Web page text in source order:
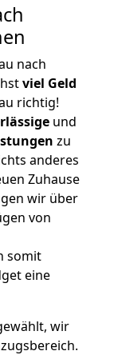
nach
viel Geld
richtig!
und
zu
anderes
Zuhause
wir über
von
somit
eine
wir